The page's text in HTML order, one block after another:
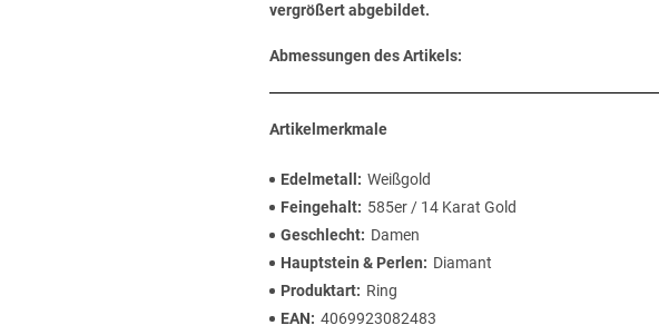
vergrößert abgebildet.
Abmessungen des Artikels:
Artikelmerkmale
Edelmetall
Weißgold
Feingehalt
585er / 14 Karat Gold
Geschlecht
Damen
Hauptstein & Perlen
Diamant
Produktart
Ring
EAN
4069923082483